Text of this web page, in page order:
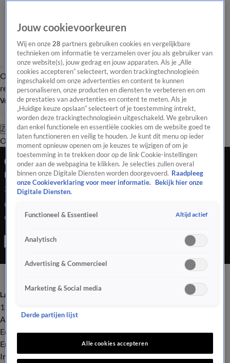
Overzicht Laatste nieuws Regionieuws Het beste van Hart
Tip de
redactie
Volg Hart van Nederland
Zoeken
OverzichtRegioUitzendingenWeerTip de redactiePanelVideo's
Coronavirus: 'Wel spannend om nu naar Italië te
reizen'
26 juli 2020, 15:28
Ook in Italië is het zich steeds verder verspreidende
coronavirus het gesprek van de dag. Daar zijn inmiddels al
(Zuid-Italië) is een eerste geval van het coronavirus gemeld.
Laatste nieuws
112
Advies & Tips
Economie
Entertainment
Infrastructuur
Jouw cookievoorkeuren
Wij en onze28 partners gebruiken cookies en vergelijkbare
technieken om informatie te verzamelen over jou als gebruiker van
onze website(s), jouw gedrag en jouw apparaten. Als je „Alle
cookies accepteren” selecteert, worden trackingtechnologieën
ingeschakeld om onze advertenties en content te kunnen
personaliseren, onze producten en diensten te verbeteren en om
de prestaties van advertenties en content te meten. Als je
„Huidige keuze opslaan” selecteert of je toestemming intrekt,
worden deze trackingtechnologieën uitgeschakeld. We gebruiken
dan enkel functionele en essentiële cookies om de website goed te
laten functioneren en veilig te houden. Je kunt dit menu op ieder
moment opnieuw openen om je keuzes te wijzigen of om je
toestemming in te trekken door op de link Cookie-instellingen
onder aan de webpagina te klikken. Je selecties zullen overal
binnen onze Digitale Diensten worden doorgevoerd. Raadpleeg
onze Cookieverklaring voor meer informatie.
Bekijk hier onze
Digitale Diensten.
Functioneel & Essentieel Altijd actief
Analytisch
Advertising & Commercieel
Marketing & Social media
Derde partijen lijst
Alle cookies accepteren